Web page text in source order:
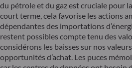
du pétrole et du gaz est cruciale pour
court terme, cela favorise les actions
dépendantes des importations
restent possibles compte tenu des
considérons les baisses sur nos
opportunités d’achat. Les puces